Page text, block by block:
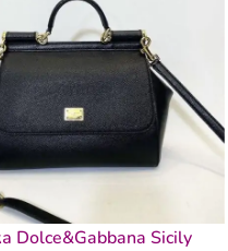
Dolce&Gabbana Sicily